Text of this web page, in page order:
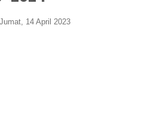
Jumat, 14 April 2023